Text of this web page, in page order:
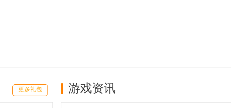
更多礼包 游戏资讯